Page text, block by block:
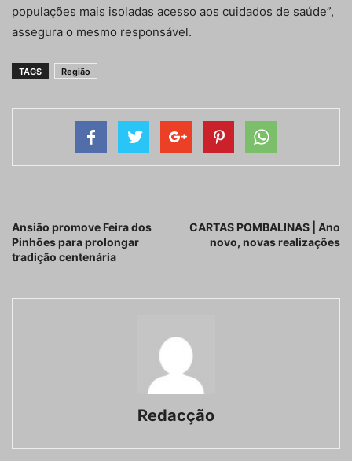
populações mais isoladas acesso aos cuidados de saúde”,
assegura o mesmo responsável.
TAGS Região
Ansião promove Feira dos
Pinhões para prolongar
tradição centenária
CARTAS POMBALINAS | Ano
novo, novas realizações
Redacção